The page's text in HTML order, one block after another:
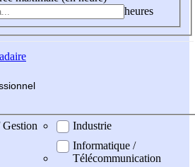
heures
Industrie
Informatique /
Télécommunication